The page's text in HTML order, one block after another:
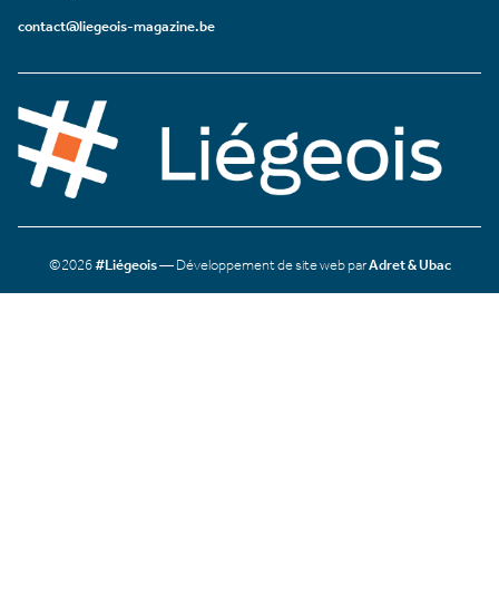
contact@liegeois-magazine.be
©2026#Liégeois— Développement de site web parAdret & Ubac